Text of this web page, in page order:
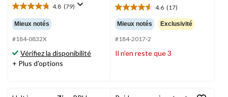
4.8 (79)
4.8
étoile(s)
sur
5.
79
évaluations
Mieux notés
#184-0832X
Vérifiez la disponibilité
+ Plus d'options
4.6 (17)
4.6
étoile(s)
sur
5.
17
Mieux notés Exclusivité
#184-2017-2
Il n’en reste que 3